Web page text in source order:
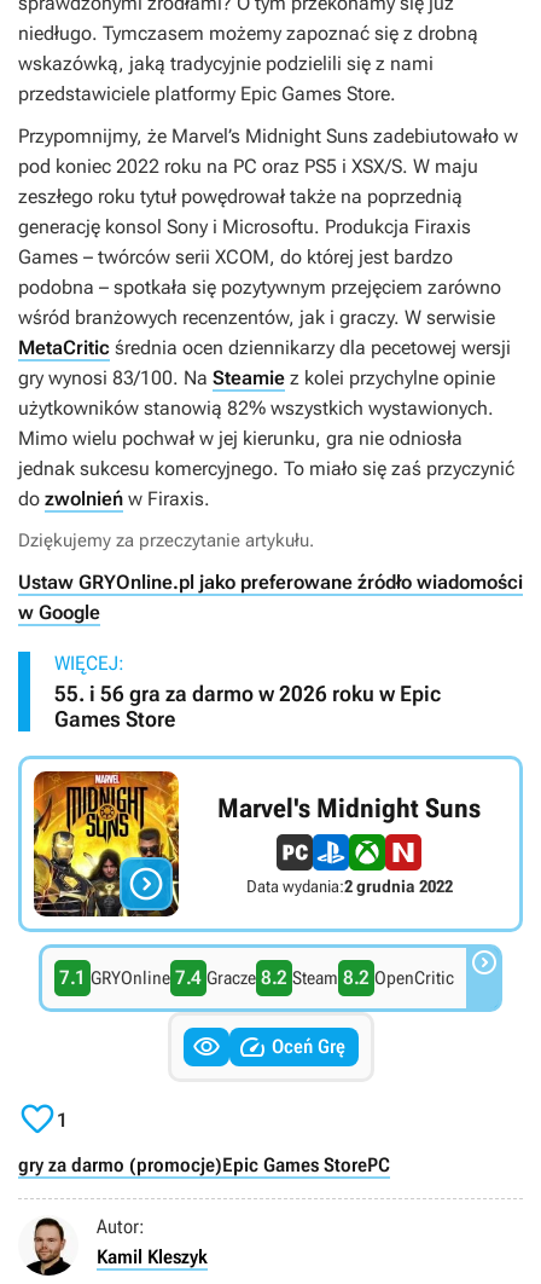
niedługo. Tymczasem możemy zapoznać się z drobną
wskazówką, jaką tradycyjnie podzielili się z nami
przedstawiciele platformy Epic Games Store.
Przypomnijmy, że Marvel’s Midnight Suns zadebiutowało w
pod koniec 2022 roku na PC oraz PS5 i XSX/S. W maju
zeszłego roku tytuł powędrował także na poprzednią
generację konsol Sony i Microsoftu. Produkcja Firaxis
Games – twórców serii XCOM, do której jest bardzo
podobna – spotkała się pozytywnym przejęciem zarówno
wśród branżowych recenzentów, jak i graczy. W serwisie
MetaCritic średnia ocen dziennikarzy dla pecetowej wersji
gry wynosi 83/100. Na Steamie z kolei przychylne opinie
użytkowników stanowią 82% wszystkich wystawionych.
Mimo wielu pochwał w jej kierunku, gra nie odniosła
jednak sukcesu komercyjnego. To miało się zaś przyczynić
do zwolnień w Firaxis.
Dziękujemy za przeczytanie artykułu.
Ustaw GRYOnline.pl jako preferowane źródło wiadomości
w Google
WIĘCEJ:
55. i 56 gra za darmo w 2026 roku w Epic
Games Store

Marvel's Midnight Suns
Data wydania:2 grudnia 2022
7.1 GRYOnline 7.4 Gracze 8.2 Steam 8.2 OpenCritic 
  Oceń Grę
1
gry za darmo (promocje)Epic Games StorePC
Autor:
Kamil Kleszyk